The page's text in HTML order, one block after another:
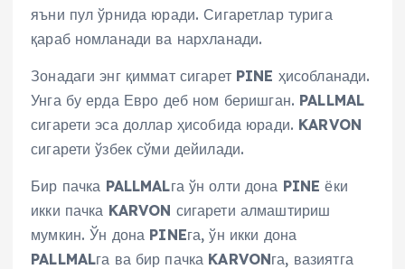
яъни пул ўрнида юради. Сигаретлар турига
қараб номланади ва нархланади.
Зонадаги энг қиммат сигарет PINE ҳисобланади.
Унга бу ерда Евро деб ном беришган. PALLMAL
сигарети эса доллар ҳисобида юради. KARVON
сигарети ўзбек сўми дейилади.
Бир пачка PALLMALга ўн олти дона PINE ёки
икки пачка KARVON сигарети алмаштириш
мумкин. Ўн дона PINEга, ўн икки дона
PALLMALга ва бир пачка KARVONга, вазиятга